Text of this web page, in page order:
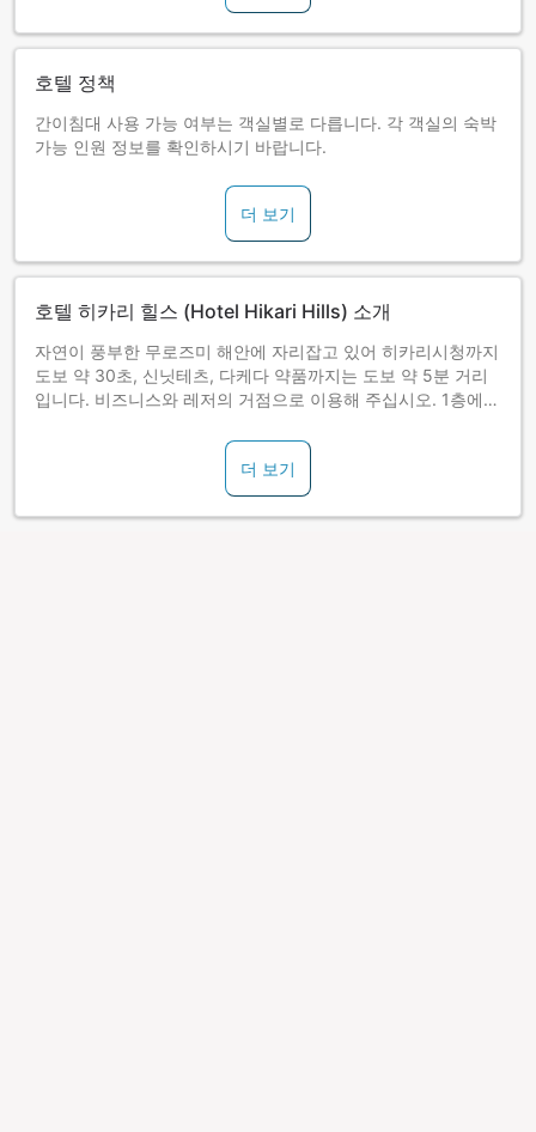
호텔 정책
간이침대 사용 가능 여부는 객실별로 다릅니다. 각 객실의 숙박
가능 인원 정보를 확인하시기 바랍니다.
더 보기
호텔 히카리 힐스 (Hotel Hikari Hills) 소개
자연이 풍부한 무로즈미 해안에 자리잡고 있어 히카리시청까지
도보 약 30초, 신닛테츠, 다케다 약품까지는 도보 약 5분 거리
입니다. 비즈니스와 레저의 거점으로 이용해 주십시오. 1층에는
더 보기